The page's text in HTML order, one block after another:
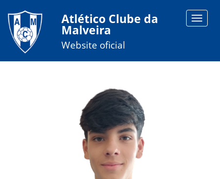
Toggle
Atlético Clube da
Malveira
Website oficial